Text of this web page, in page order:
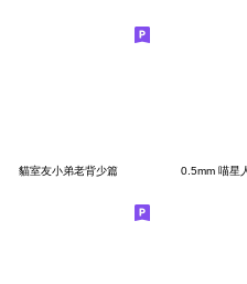
貓室友小弟老背少篇 0.5mm 喵星